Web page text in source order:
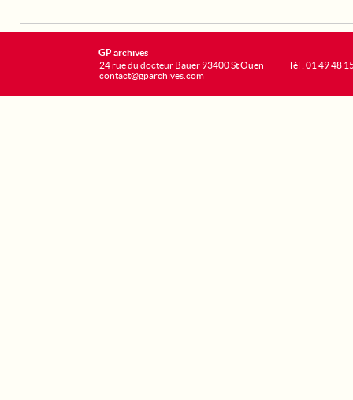
GP archives
24 rue du docteur Bauer 93400 St Ouen
contact@gparchives.com
Tél : 01 49 48